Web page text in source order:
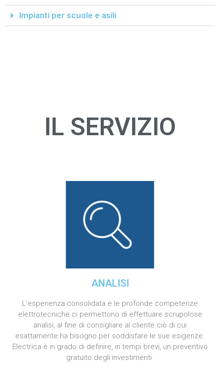
Impianti per scuole e asili
IL SERVIZIO
ANALISI
L’esperienza consolidata e le profonde competenze
elettrotecniche ci permettono di effettuare scrupolose
analisi, al fine di consigliare al cliente ciò di cui
esattamente ha bisogno per soddisfare le sue esigenze.
Electrica è in grado di definire, in tempi brevi, un preventivo
gratuito degli investimenti.